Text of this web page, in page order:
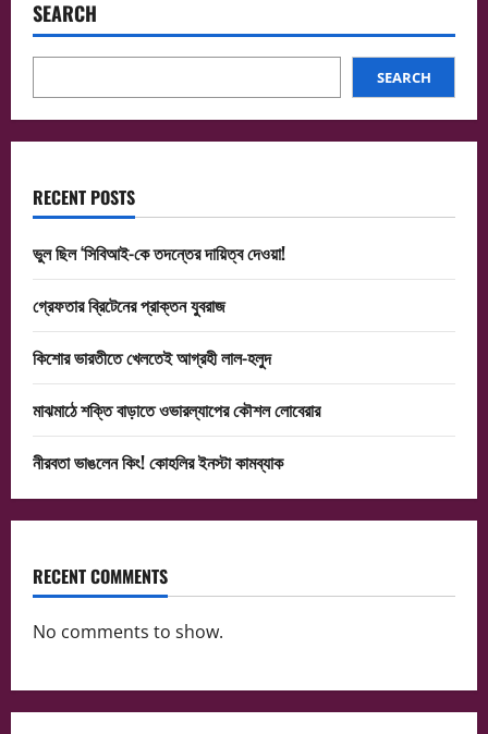
SEARCH
SEARCH
RECENT POSTS
ভুল ছিল ‘সিবিআই-কে তদন্তের দায়িত্ব দেওয়া!
গ্রেফতার ব্রিটেনের প্রাক্তন যুবরাজ
কিশোর ভারতীতে খেলতেই আগ্রহী লাল-হলুদ
মাঝমাঠে শক্তি বাড়াতে ওভারল্যাপের কৌশল লোবেরার
নীরবতা ভাঙলেন কিং! কোহলির ইনস্টা কামব্যাক
RECENT COMMENTS
No comments to show.